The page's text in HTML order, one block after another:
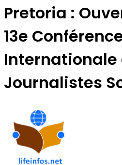
Pretoria :
13e
Internationale
Journalistes